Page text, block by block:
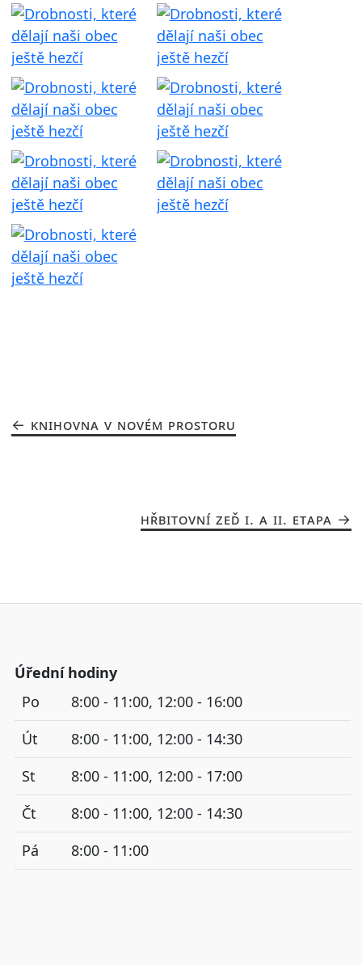
KNIHOVNA V NOVÉM PROSTORU
HŘBITOVNÍ ZEĎ I. A II. ETAPA
Úřední hodiny
Po
8:00 - 11:00, 12:00 - 16:00
Út
8:00 - 11:00, 12:00 - 14:30
St
8:00 - 11:00, 12:00 - 17:00
Čt
8:00 - 11:00, 12:00 - 14:30
Pá
8:00 - 11:00